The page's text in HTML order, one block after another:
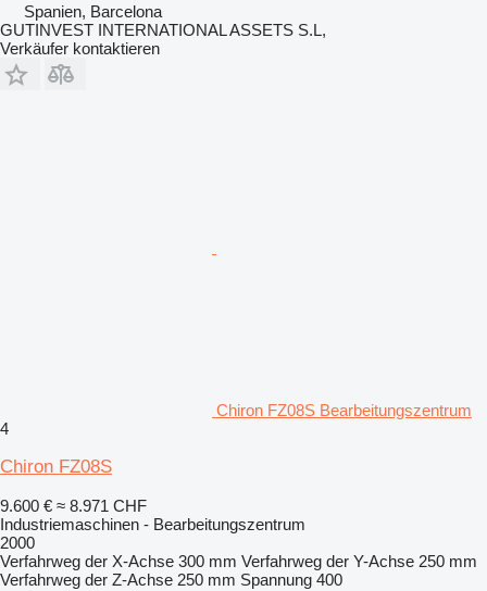
Spanien, Barcelona
GUTINVEST INTERNATIONAL ASSETS S.L,
Verkäufer kontaktieren
Chiron FZ08S Bearbeitungszentrum
4
Chiron FZ08S
9.600 € ≈ 8.971 CHF
Industriemaschinen - Bearbeitungszentrum
2000
Verfahrweg der X-Achse 300 mm Verfahrweg der Y-Achse 250 mm
Verfahrweg der Z-Achse 250 mm Spannung 400